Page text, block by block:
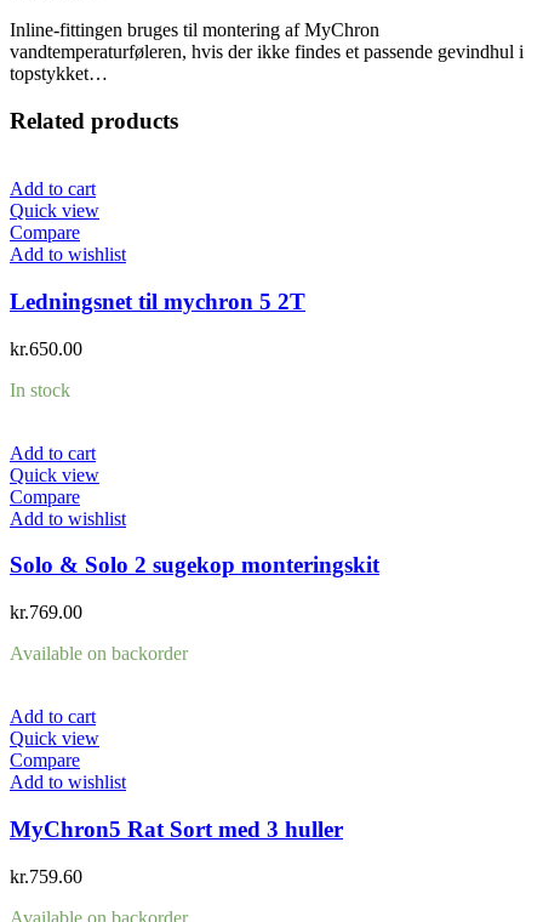
Inline-fittingen bruges til montering af MyChron
vandtemperaturføleren, hvis der ikke findes et passende gevindhul i
topstykket…
Related products
Add to cart
Quick view
Compare
Add to wishlist
Ledningsnet til mychron 5 2T
kr.650.00
In stock
Add to cart
Quick view
Compare
Add to wishlist
Solo & Solo 2 sugekop monteringskit
kr.769.00
Available on backorder
Add to cart
Quick view
Compare
Add to wishlist
MyChron5 Rat Sort med 3 huller
kr.759.60
Available on backorder